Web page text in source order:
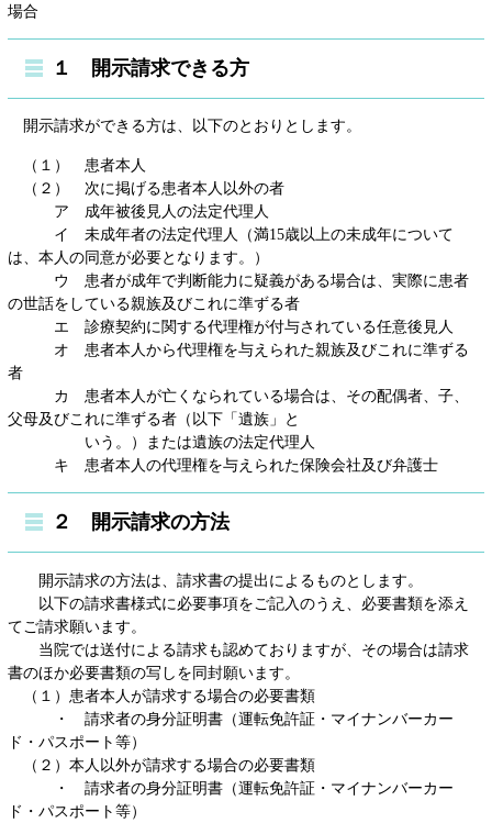
場合
１ 開示請求できる方
開示請求ができる方は、以下のとおりとします。
（１） 患者本人
（２） 次に掲げる患者本人以外の者
ア 成年被後見人の法定代理人
イ 未成年者の法定代理人（満15歳以上の未成年について
は、本人の同意が必要となります。）
ウ 患者が成年で判断能力に疑義がある場合は、実際に患者
の世話をしている親族及びこれに準ずる者
エ 診療契約に関する代理権が付与されている任意後見人
オ 患者本人から代理権を与えられた親族及びこれに準ずる
者
カ 患者本人が亡くなられている場合は、その配偶者、子、
父母及びこれに準ずる者（以下「遺族」と
いう。）または遺族の法定代理人
キ 患者本人の代理権を与えられた保険会社及び弁護士
２ 開示請求の方法
開示請求の方法は、請求書の提出によるものとします。
以下の請求書様式に必要事項をご記入のうえ、必要書類を添え
てご請求願います。
当院では送付による請求も認めておりますが、その場合は請求
書のほか必要書類の写しを同封願います。
（１）患者本人が請求する場合の必要書類
・ 請求者の身分証明書（運転免許証・マイナンバーカー
ド・パスポート等）
（２）本人以外が請求する場合の必要書類
・ 請求者の身分証明書（運転免許証・マイナンバーカー
ド・パスポート等）